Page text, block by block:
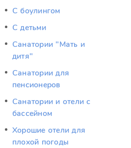
С боулингом
С детьми
Санатории "Мать и
дитя"
Санатории для
пенсионеров
Санатории и отели с
бассейном
Хорошие отели для
плохой погоды